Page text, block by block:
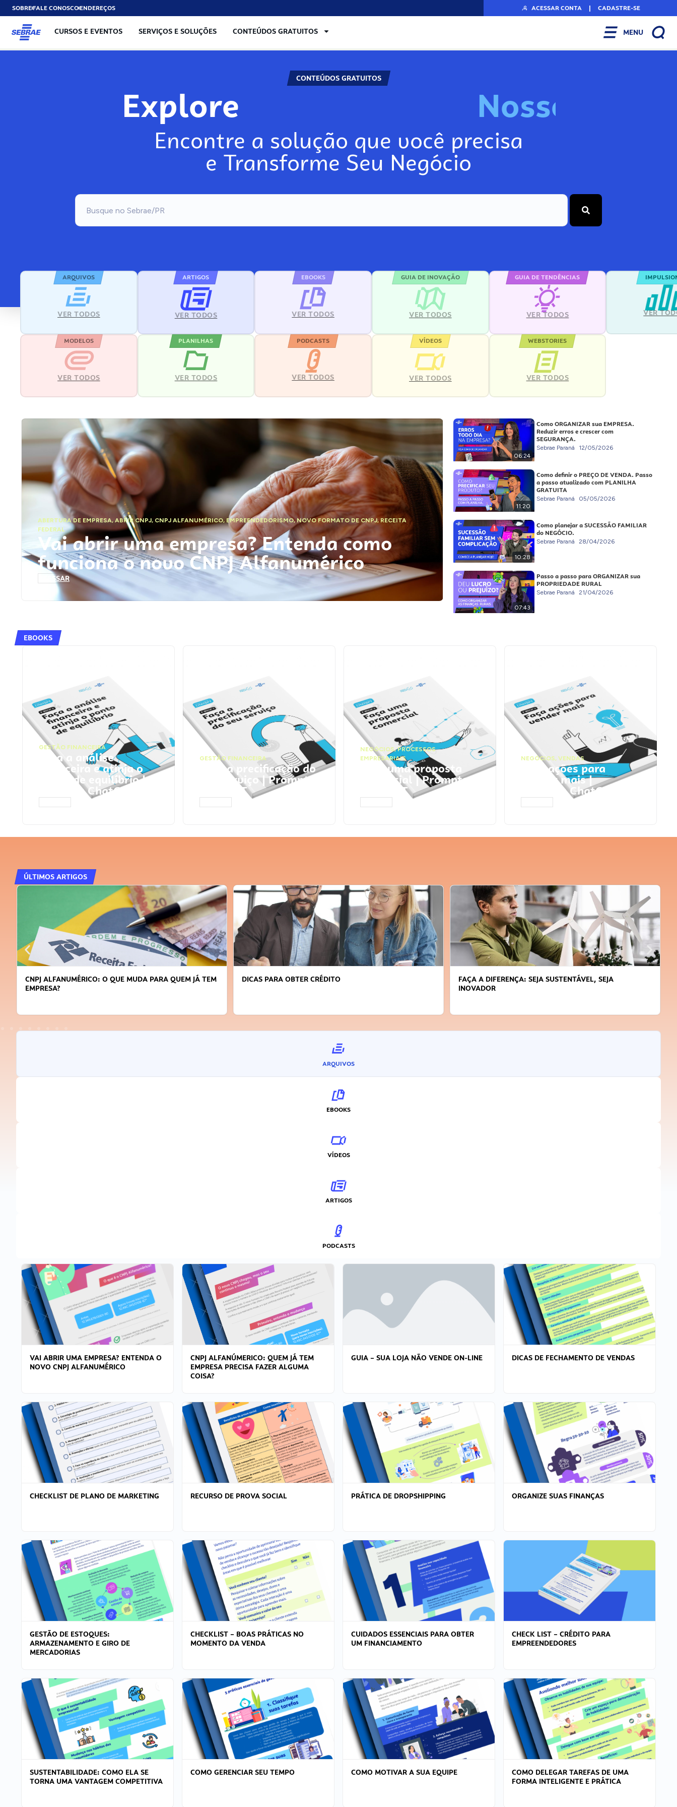
SOBREFALE CONOSCOENDEREÇOS ACESSAR CONTA | CADASTRE-SE
CURSOS E EVENTOS SERVIÇOS E SOLUÇÕES CONTEÚDOS GRATUITOS MENU
CONTEÚDOS GRATUITOS
Explore Nos
Encontre a solução que você precisa
e Transforme Seu Negócio
ARQUIVOS
VER TODOS
ARTIGOS
VER TODOS
EBOOKS
VER TODOS
GUIA DE INOVAÇÃO
VER TODOS
GUIA DE TENDÊNCIAS
VER TODOS VER
MODELOS
VER TODOS
PLANILHAS
VER TODOS
PODCASTS
VER TODOS
VÍDEOS
VER TODOS
WEBSTORIES
VER TODOS
ABERTURA DE EMPRESA,ABRIR CNPJ, CNPJ ALFANUMÉRICO, EMPREENDEDORISMO,NOVO FORMATO DE CNPJ,RECEITA
FEDERAL
Vai abrir uma empresa? Entenda como
funciona o novo CNPJ Alfanumérico
ACESSAR
06:24
Como ORGANIZAR sua EMPRESA.
Reduzir erros e crescer com
SEGURANÇA.
Sebrae Paraná 12/05/2026
11:20
Como definir o PREÇO DE VENDA. Passo
a passo atualizado com PLANILHA
GRATUITA
Sebrae Paraná 05/05/2026
10:28
Como planejar a SUCESSÃO FAMILIAR
do NEGÓCIO.
Sebrae Paraná 28/04/2026
07:43
Passo a passo para ORGANIZAR sua
PROPRIEDADE RURAL
Sebrae Paraná 21/04/2026
EBOOKS
GESTÃO FINANCEIRA
Faça a análise
financeira e atinja o
ponto de equilíbrio |
Prompts ChatGPT
GESTÃO FINANCEIRA
Faça a precificação do
seu serviço | Prompts
ChatGPT
NEGÓCIOS,PROCESSOS
EMPRESARIAIS
Faça uma proposta
comercial | Prompts
ChatGPT
NEGÓCIOS, VENDAS
Faça ações para
vender mais |
Prompts ChatGPT
ÚLTIMOS ARTIGOS
CNPJ ALFANUMÉRICO: O QUE MUDA PARA QUEM JÁ TEM
EMPRESA?
DICAS PARA OBTER CRÉDITO
FAÇA A DIFERENÇA: SEJA SUSTENTÁVEL, SEJA
INOVADOR
ARQUIVOS
EBOOKS
VÍDEOS
ARTIGOS
PODCASTS
VAI ABRIR UMA EMPRESA? ENTENDA O
NOVO CNPJ ALFANUMÉRICO
CNPJ ALFANÚMERICO: QUEM JÁ TEM
EMPRESA PRECISA FAZER ALGUMA
COISA?
GUIA – SUA LOJA NÃO VENDE ON-LINE DICAS DE FECHAMENTO DE VENDAS
CHECKLIST DE PLANO DE MARKETING RECURSO DE PROVA SOCIAL PRÁTICA DE DROPSHIPPING ORGANIZE SUAS FINANÇAS
GESTÃO DE ESTOQUES:
ARMAZENAMENTO E GIRO DE
MERCADORIAS
CHECKLIST – BOAS PRÁTICAS NO
MOMENTO DA VENDA
CUIDADOS ESSENCIAIS PARA OBTER
UM FINANCIAMENTO
CHECK LIST – CRÉDITO PARA
EMPREENDEDORES
SUSTENTABILIDADE: COMO ELA SE
TORNA UMA VANTAGEM COMPETITIVA
COMO GERENCIAR SEU TEMPO COMO MOTIVAR A SUA EQUIPE
COMO DELEGAR TAREFAS DE UMA
FORMA INTELIGENTE E PRÁTICA